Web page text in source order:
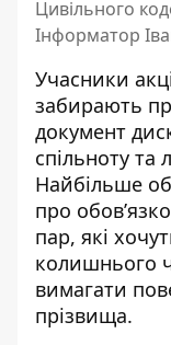
Цивільного
Інформатор
Учасники
забирають
документ
спільноту та
Найбільше
про
пар, які
колишнього
вимагати
прізвища.